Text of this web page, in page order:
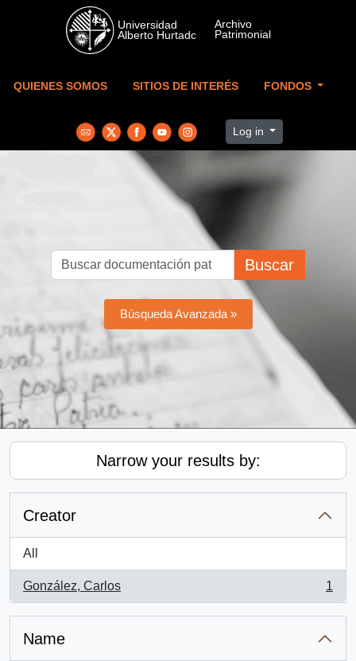
Skip to main content
QUIENES SOMOS SITIOS DE INTERÉS FONDOS
Log in
Buscar
Búsqueda Avanzada »
Narrow your results by:
Creator
All
González, Carlos
, 1 results
1
Name